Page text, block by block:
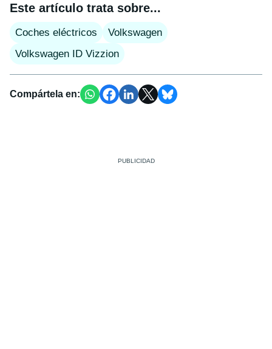
Este artículo trata sobre...
Coches eléctricos
Volkswagen
Volkswagen ID Vizzion
Compártela en: